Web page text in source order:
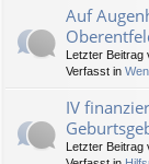
Auf
Letzter Beitrag
Verfasst in
IV
Letzter Beitrag